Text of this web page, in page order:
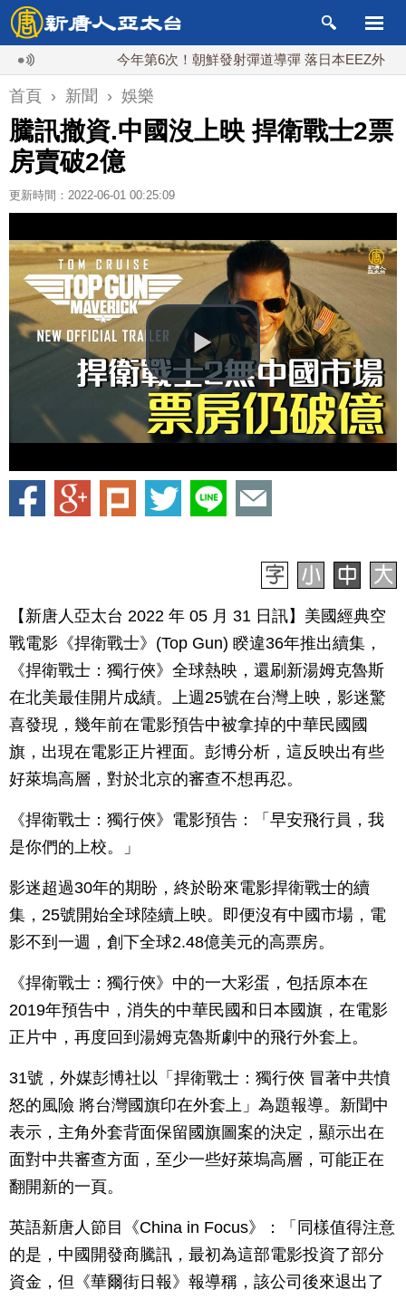
今年第6次！朝鮮發射彈道導彈 落日本EEZ外 紅
首頁 › 新聞 › 娛樂
騰訊撤資.中國沒上映 捍衛戰士2票
房賣破2億
更新時間：2022-06-01 00:25:09
【新唐人亞太台 2022 年 05 月 31 日訊】美國經典空
戰電影《捍衛戰士》(Top Gun) 睽違36年推出續集，
《捍衛戰士：獨行俠》全球熱映，還刷新湯姆克魯斯
在北美最佳開片成績。上週25號在台灣上映，影迷驚
喜發現，幾年前在電影預告中被拿掉的中華民國國
旗，出現在電影正片裡面。彭博分析，這反映出有些
好萊塢高層，對於北京的審查不想再忍。
《捍衛戰士：獨行俠》電影預告：「早安飛行員，我
是你們的上校。」
影迷超過30年的期盼，終於盼來電影捍衛戰士的續
集，25號開始全球陸續上映。即便沒有中國市場，電
影不到一週，創下全球2.48億美元的高票房。
《捍衛戰士：獨行俠》中的一大彩蛋，包括原本在
2019年預告中，消失的中華民國和日本國旗，在電影
正片中，再度回到湯姆克魯斯劇中的飛行外套上。
31號，外媒彭博社以「捍衛戰士：獨行俠 冒著中共憤
怒的風險 將台灣國旗印在外套上」為題報導。新聞中
表示，主角外套背面保留國旗圖案的決定，顯示出在
面對中共審查方面，至少一些好萊塢高層，可能正在
翻開新的一頁。
英語新唐人節目《China in Focus》：「同樣值得注意
的是，中國開發商騰訊，最初為這部電影投資了部分
資金，但《華爾街日報》報導稱，該公司後來退出了